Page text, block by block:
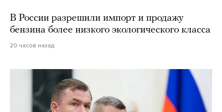
В России разрешили импорт и продажу
бензина более низкого экологического класса
20 часов назад